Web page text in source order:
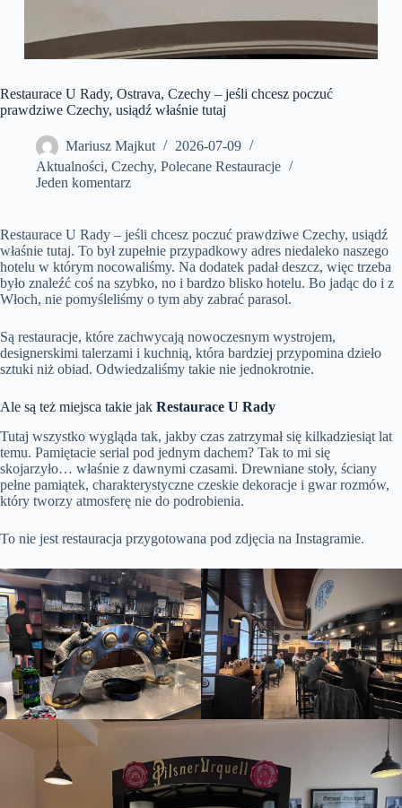
Restaurace U Rady, Ostrava, Czechy – jeśli chcesz poczuć
prawdziwe Czechy, usiądź właśnie tutaj
Mariusz Majkut
2026-07-09
Aktualności, Czechy, Polecane Restauracje
Jeden komentarz
Restaurace U Rady – jeśli chcesz poczuć prawdziwe Czechy, usiądź
właśnie tutaj. To był zupełnie przypadkowy adres niedaleko naszego
hotelu w którym nocowaliśmy. Na dodatek padał deszcz, więc trzeba
było znaleźć coś na szybko, no i bardzo blisko hotelu. Bo jadąc do i z
Włoch, nie pomyśleliśmy o tym aby zabrać parasol.
Są restauracje, które zachwycają nowoczesnym wystrojem,
designerskimi talerzami i kuchnią, która bardziej przypomina dzieło
sztuki niż obiad. Odwiedzaliśmy takie nie jednokrotnie.
Ale są też miejsca takie jak Restaurace U Rady
Tutaj wszystko wygląda tak, jakby czas zatrzymał się kilkadziesiąt lat
temu. Pamiętacie serial pod jednym dachem? Tak to mi się
skojarzyło… właśnie z dawnymi czasami. Drewniane stoły, ściany
pełne pamiątek, charakterystyczne czeskie dekoracje i gwar rozmów,
który tworzy atmosferę nie do podrobienia.
To nie jest restauracja przygotowana pod zdjęcia na Instagramie.